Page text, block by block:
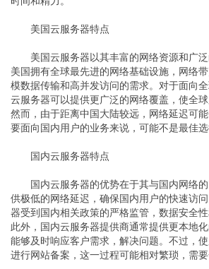
美国云服务器特点
美国云服务器以其丰富的网络资源和广泛
美国拥有全球最先进的网络基础设施，网络
模数据传输和高并发访问的需求。对于面向
云服务器可以提供更广泛的网络覆盖，使全球
然而，由于距离中国大陆较远，网络延迟可
要面向国内用户的业务来说，可能不是最佳选
国内云服务器特点
国内云服务器的优势在于其与国内网络的
供极低的网络延迟，确保国内用户的快速访
器受到国内相关政策的严格监管，数据安全性
此外，国内云服务器提供商通常提供更本地
能够及时响应客户需求，解决问题。不过，
进行网站备案，这一过程可能相对繁琐，需要